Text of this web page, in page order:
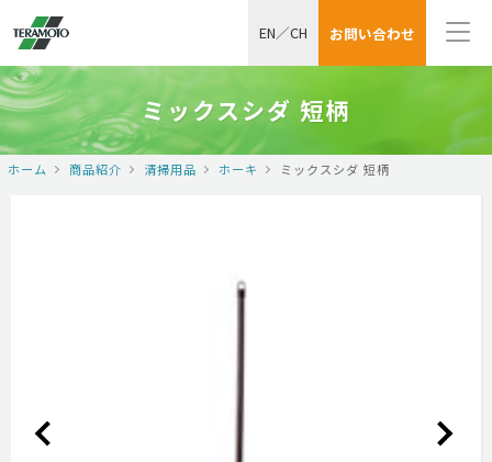
お問い合わせ
EN／CH
ミックスシダ 短柄
ホーム 商品紹介 清掃用品 ホーキ ミックスシダ 短柄